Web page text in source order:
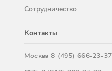
Сотрудничество
Контакты
Москва8 (495) 666-23-37